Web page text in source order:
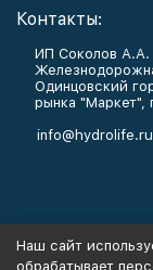
Контакты:
ИП Соколов А.А.
Одинцовский
рынка "Маркет",
info@hydrolife.ru
Наш сайт
обрабатывает